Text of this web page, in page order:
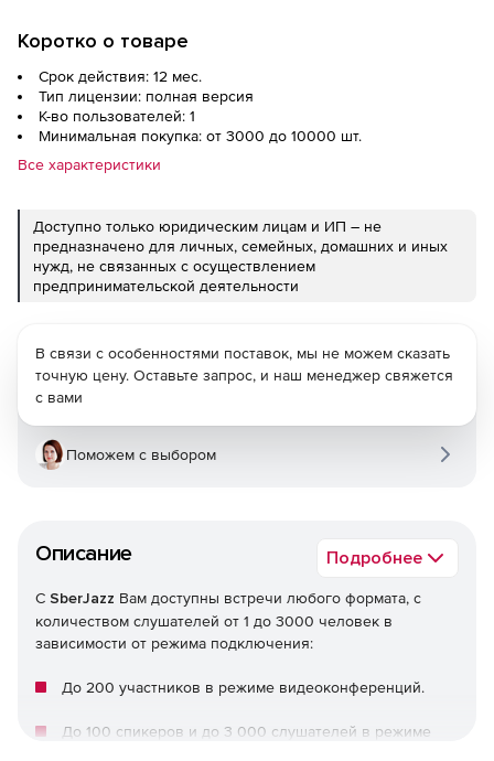
Коротко о товаре
Срок действия: 12 мес.
Тип лицензии: полная версия
К-во пользователей: 1
Минимальная покупка: от 3000 до 10000 шт.
Все характеристики
Доступно только юридическим лицам и ИП – не
предназначено для личных, семейных, домашних и иных
нужд, не связанных с осуществлением
предпринимательской деятельности
Описание Подробнее
С SberJazz Вам доступны встречи любого формата, с
количеством слушателей от 1 до 3000 человек в
зависимости от режима подключения:
До 200 участников в режиме видеоконференций.
До 100 спикеров и до 3 000 слушателей в режиме
В связи с особенностями поставок, мы не можем сказать
точную цену. Оставьте запрос, и наш менеджер свяжется
с вами
Поможем с выбором